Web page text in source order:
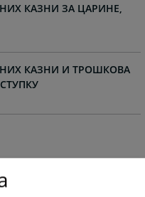
КАЗНИ ЗА ЦАРИНЕ,
КАЗНИ И ТРОШКОВА